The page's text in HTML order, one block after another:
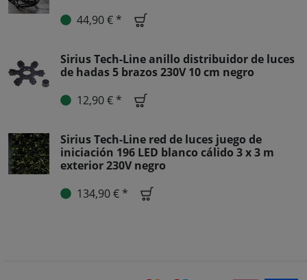
44,90 € *
Sirius Tech-Line anillo distribuidor de luces
de hadas 5 brazos 230V 10 cm negro
12,90 € *
Sirius Tech-Line red de luces juego de
iniciación 196 LED blanco cálido 3 x 3 m
exterior 230V negro
134,90 € *